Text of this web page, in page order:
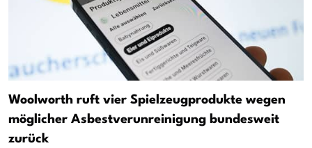
Woolworth ruft vier Spielzeugprodukte wegen
möglicher Asbestverunreinigung bundesweit
zurück